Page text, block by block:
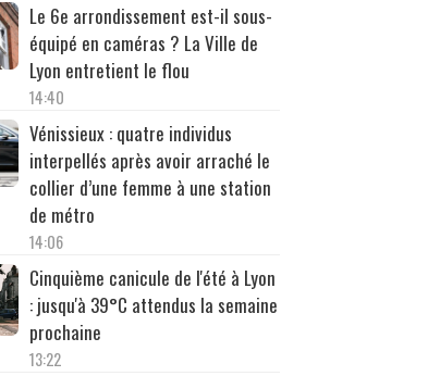
Le 6e arrondissement est-il sous-
équipé en caméras ? La Ville de
Lyon entretient le flou
14:40
Vénissieux : quatre individus
interpellés après avoir arraché le
collier d’une femme à une station
de métro
14:06
Cinquième canicule de l'été à Lyon
: jusqu'à 39°C attendus la semaine
prochaine
13:22